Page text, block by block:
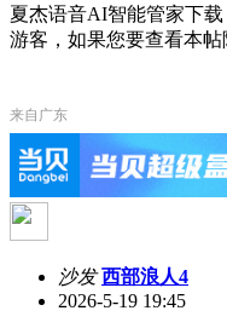
夏杰语音AI智能管家下载
游客，如果您要查看本
来自广东
沙发 西部浪人4
2026-5-19 19:45